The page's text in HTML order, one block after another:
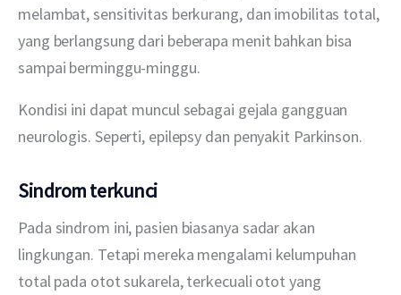
melambat, sensitivitas berkurang, dan imobilitas total,
yang berlangsung dari beberapa menit bahkan bisa
sampai berminggu-minggu.
Kondisi ini dapat muncul sebagai gejala gangguan
neurologis. Seperti, epilepsy dan penyakit Parkinson.
Sindrom terkunci
Pada sindrom ini, pasien biasanya sadar akan
lingkungan. Tetapi mereka mengalami kelumpuhan
total pada otot sukarela, terkecuali otot yang